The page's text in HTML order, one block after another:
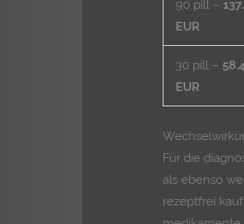
90 pill –
EUR
30 pill –
EUR
Für die
als ebenso
rezeptfrei